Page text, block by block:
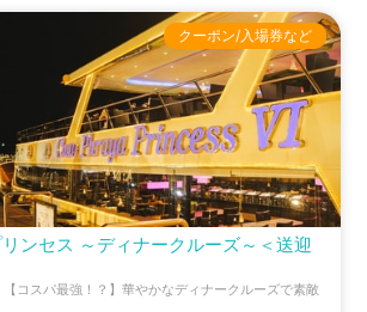
ンセス ～ディナークルーズ～＜送迎
コスパ最強！？】華やかなディナークルーズで素敵
クーポン/入場券など